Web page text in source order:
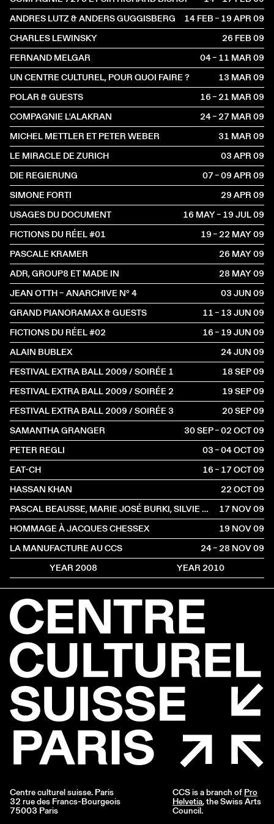
ANDRES LUTZ & ANDERS GUGGISBERG
14 FEB – 19 APR2009
CHARLES LEWINSKY
26 FEB2009
FERNAND MELGAR
04 – 11 MAR2009
UN CENTRE CULTUREL, POUR QUOI FAIRE ?
13 MAR2009
POLAR & GUESTS
16 – 21 MAR2009
COMPAGNIE L'ALAKRAN
24 – 27 MAR2009
MICHEL METTLER ET PETER WEBER
31 MAR2009
LE MIRACLE DE ZURICH
03 APR2009
DIE REGIERUNG
07 – 09 APR2009
SIMONE FORTI
29 APR2009
USAGES DU DOCUMENT
16 MAY – 19 JUL2009
FICTIONS DU RÉEL #01
19 – 22 MAY2009
PASCALE KRAMER
26 MAY2009
ADR, GROUP8 ET MADE IN
28 MAY2009
JEAN OTTH – ANARCHIVE N° 4
03 JUN2009
GRAND PIANORAMAX & GUESTS
11 – 13 JUN2009
FICTIONS DU RÉEL #02
16 – 19 JUN2009
ALAIN BUBLEX
24 JUN2009
FESTIVAL EXTRA BALL 2009 / SOIRÉE 1
18 SEP2009
FESTIVAL EXTRA BALL 2009 / SOIRÉE 2
19 SEP2009
FESTIVAL EXTRA BALL 2009 / SOIRÉE 3
20 SEP2009
SAMANTHA GRANGER
30 SEP – 02 OCT2009
PETER REGLI
03 – 04 OCT2009
EAT-CH
16 – 17 OCT2009
HASSAN KHAN
22 OCT2009
PASCAL BEAUSSE, MARIE JOSÉ BURKI, SILVIE DEFRAOUI ET JEAN-JACQUES PASSERA
17 NOV2009
HOMMAGE À JACQUES CHESSEX
19 NOV2009
LA MANUFACTURE AU CCS
24 – 28 NOV2009
YEAR 2008
YEAR 2010
Centre culturel suisse. Paris
32 rue des Francs-Bourgeois
75003 Paris
CCS is a branch of Pro
Helvetia, the Swiss Arts
Council.